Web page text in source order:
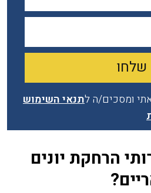
ומסכים/ה לתנאי השימוש
הרחקת יונים